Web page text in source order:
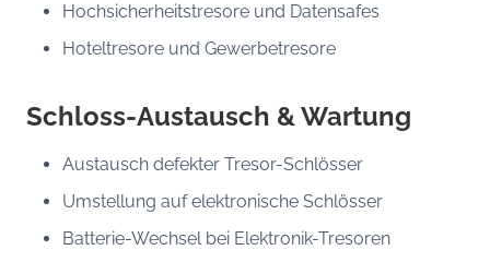
Hochsicherheitstresore und Datensafes
Hoteltresore und Gewerbetresore
Schloss-Austausch & Wartung
Austausch defekter Tresor-Schlösser
Umstellung auf elektronische Schlösser
Batterie-Wechsel bei Elektronik-Tresoren